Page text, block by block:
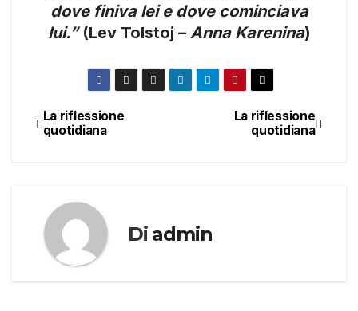
dove finiva lei e dove cominciava
lui.”(Lev Tolstoj – Anna Karenina)
Navigazione
La riflessione
quotidiana
La riflessione
quotidiana
Di admin